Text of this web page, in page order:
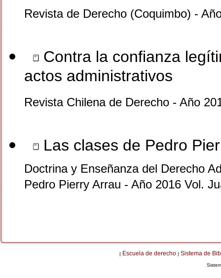
Revista de Derecho (Coquimbo) -
Contra la confianza
actos administrativos
Revista Chilena de Derecho - Año
Las clases de Pedro
Doctrina y Enseñanza del Derecho
Pedro Pierry Arrau - Año 2016 Vol.
| Escuela de derecho | Sistema de